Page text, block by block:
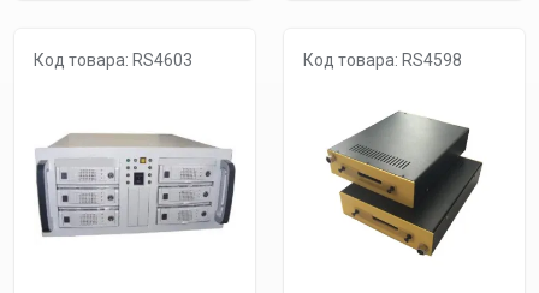
Код товара: RS4603 Код товара: RS4598